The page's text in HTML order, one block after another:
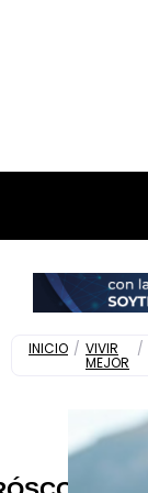
INICIO / VIVIR
MEJOR
/